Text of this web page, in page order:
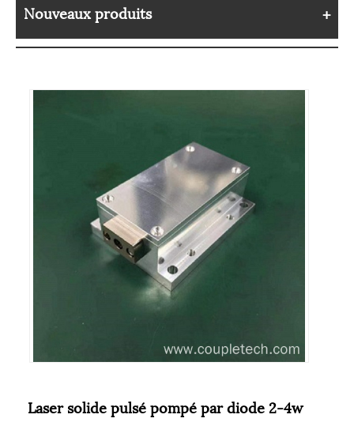
Nouveaux produits
Laser solide pulsé pompé par diode 2-4w